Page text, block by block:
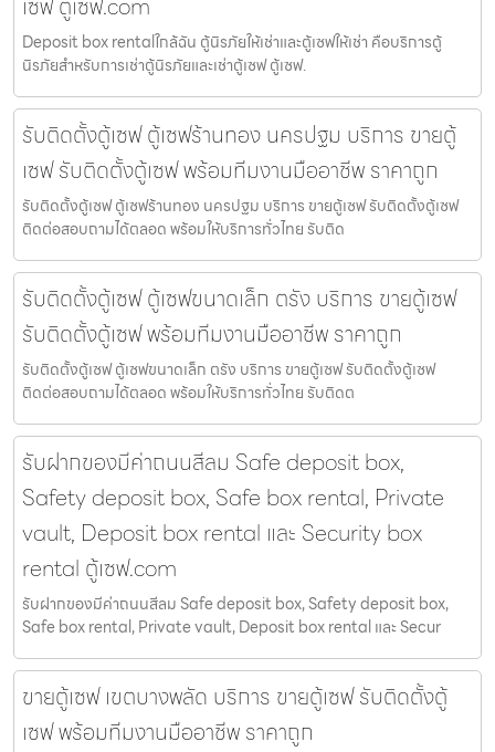
เซฟ ตู้เซฟ.com
Deposit box rentalใกล้ฉัน ตู้นิรภัยให้เช่าและตู้เซฟให้เช่า คือบริการตู้
นิรภัยสำหรับการเช่าตู้นิรภัยและเช่าตู้เซฟ ตู้เซฟ.
รับติดตั้งตู้เซฟ ตู้เซฟร้านทอง นครปฐม บริการ ขายตู้
เซฟ รับติดตั้งตู้เซฟ พร้อมทีมงานมืออาชีพ ราคาถูก
รับติดตั้งตู้เซฟ ตู้เซฟร้านทอง นครปฐม บริการ ขายตู้เซฟ รับติดตั้งตู้เซฟ
ติดต่อสอบถามได้ตลอด พร้อมให้บริการทั่วไทย รับติด
รับติดตั้งตู้เซฟ ตู้เซฟขนาดเล็ก ตรัง บริการ ขายตู้เซฟ
รับติดตั้งตู้เซฟ พร้อมทีมงานมืออาชีพ ราคาถูก
รับติดตั้งตู้เซฟ ตู้เซฟขนาดเล็ก ตรัง บริการ ขายตู้เซฟ รับติดตั้งตู้เซฟ
ติดต่อสอบถามได้ตลอด พร้อมให้บริการทั่วไทย รับติดต
รับฝากของมีค่าถนนสีลม Safe deposit box,
Safety deposit box, Safe box rental, Private
vault, Deposit box rental และ Security box
rental ตู้เซฟ.com
รับฝากของมีค่าถนนสีลม Safe deposit box, Safety deposit box,
Safe box rental, Private vault, Deposit box rental และ Secur
ขายตู้เซฟ เขตบางพลัด บริการ ขายตู้เซฟ รับติดตั้งตู้
เซฟ พร้อมทีมงานมืออาชีพ ราคาถูก